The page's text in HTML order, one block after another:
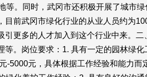
。同时，武冈市还积极开展了城市
前武冈市绿化行业的从业人员约为
更多的人才加入到这个行业中来。
。岗位要求：1. 具有一定的园林绿
-5000元，具体根据工作经验和能力